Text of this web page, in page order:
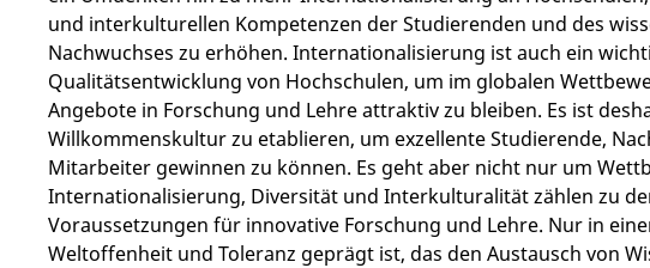
und interkulturellen Kompetenzen der Studierenden und des
Nachwuchses zu erhöhen. Internationalisierung ist auch ein
Qualitätsentwicklung von Hochschulen, um im globalen
Angebote in Forschung und Lehre attraktiv zu bleiben. Es ist
Willkommenskultur zu etablieren, um exzellente Studierende,
Mitarbeiter gewinnen zu können. Es geht aber nicht nur um
Internationalisierung, Diversität und Interkulturalität zählen zu
Voraussetzungen für innovative Forschung und Lehre. Nur in
Weltoffenheit und Toleranz geprägt ist, das den Austausch von